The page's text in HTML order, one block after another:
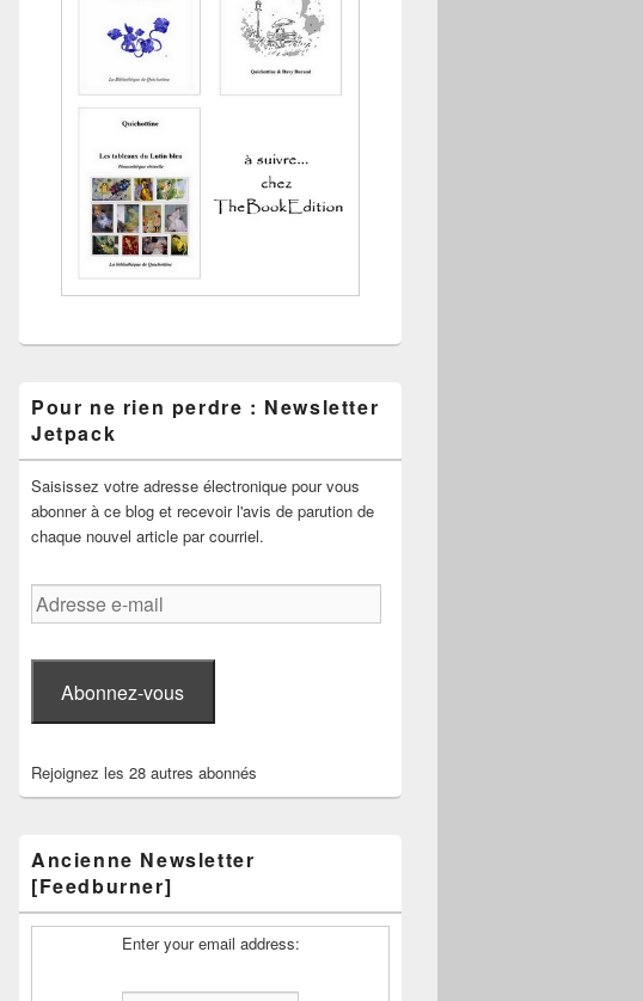
Pour ne rien perdre : Newsletter
Jetpack
Saisissez votre adresse électronique pour vous
abonner à ce blog et recevoir l'avis de parution de
chaque nouvel article par courriel.
Adresse
e-
Abonnez-vous
Rejoignez les 28 autres abonnés
Ancienne Newsletter
[Feedburner]
Enter your email address: